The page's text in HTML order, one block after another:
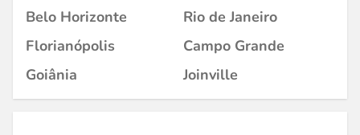
Belo Horizonte
Rio de Janeiro
Florianópolis
Campo Grande
Goiânia
Joinville